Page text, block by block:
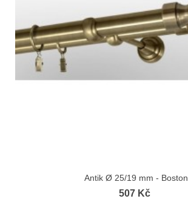
Antik Ø 25/19 mm - Boston
507 Kč